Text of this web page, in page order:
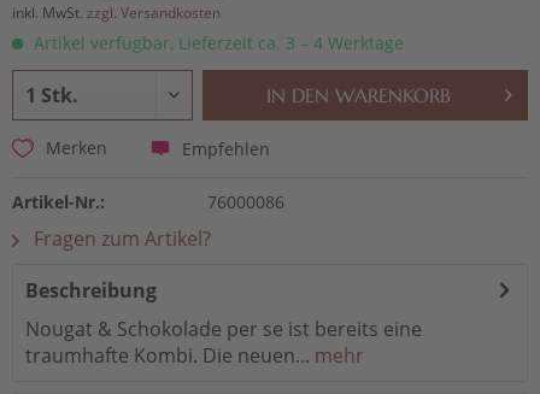
inkl. MwSt. zzgl. Versandkosten
Artikel verfügbar, Lieferzeit ca. 3 – 4 Werktage
IN DEN WARENKORB
Merken Empfehlen
Artikel-Nr.: 76000086
Fragen zum Artikel?
Beschreibung
Nougat & Schokolade per se ist bereits eine
traumhafte Kombi. Die neuen... mehr